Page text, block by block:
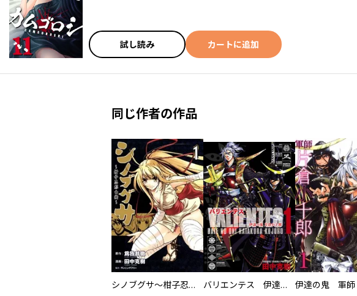
試し読み カートに追加
同じ作者の作品
シノブグサ～柑子忍形由緒～ バリエンテス 伊達の鬼 片倉小十郎